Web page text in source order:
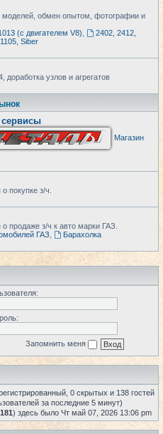
обмен опытом, фотографии и
(с двигателем V8)
2402, 2412,
Siber
узлов и агрегатов
сервисы
Магазин
покупке з/ч.
продаже з/ч к авто марки ГАЗ.
ГАЗ
Барахолка
Запомнить меня
0 скрытых и 138 гостей
за последние 5 минут)
) здесь было Чт май 07, 2026 13:06 pm